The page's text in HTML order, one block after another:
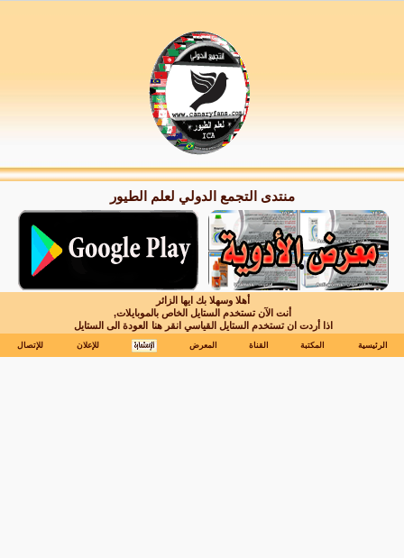
منتدى التجمع الدولي لعلم الطيور
أهلا وسهلا بك ايها الزائر
أنت الآن تستخدم الستايل الخاص بالموبايلات,
اذا أردت ان تستخدم الستايل القياسي انقر هنا العودة الى الستايل
الرئيسية المكتبة القناة المعرض للإعلان للإتصال